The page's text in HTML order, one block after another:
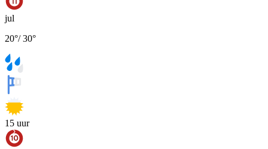
jul
20°/30°
15 uur